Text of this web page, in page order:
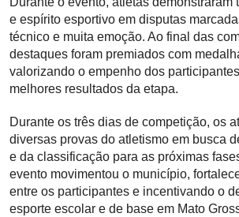
e espírito esportivo em disputas
técnico e muita emoção. Ao final das
destaques foram premiados com
valorizando o empenho dos
melhores resultados da etapa.
Durante os três dias de competição, os
diversas provas do atletismo em busca
e da classificação para as próximas
evento movimentou o município,
entre os participantes e incentivando o
esporte escolar e de base em Mato